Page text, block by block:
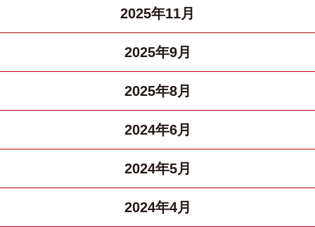
2025年11月
2025年9月
2025年8月
2024年6月
2024年5月
2024年4月